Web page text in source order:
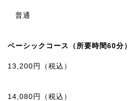
普通
ベーシックコース（所要時間60分）
13,200円 （税込）
14,080円 （税込）